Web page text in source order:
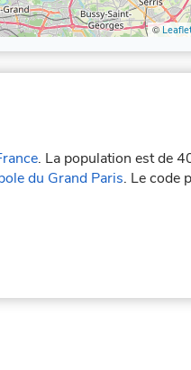
©
. La population est de
du Grand Paris. Le code